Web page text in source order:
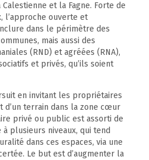
et la Fagne. Forte de
l’approche ouverte et
dans le périmètre des
mais aussi des
(RND) et agréées (RNA),
et privés, qu’ils soient
en invitant les propriétaires
d’un terrain dans la zone cœur
privé ou public est assorti de
à plusieurs niveaux, qui tend
dans ces espaces, via une
Le but est d’augmenter la